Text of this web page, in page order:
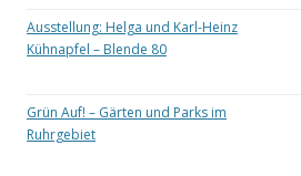
Ausstellung: Helga und Karl-Heinz
Kühnapfel – Blende 80
Grün Auf! – Gärten und Parks im
Ruhrgebiet